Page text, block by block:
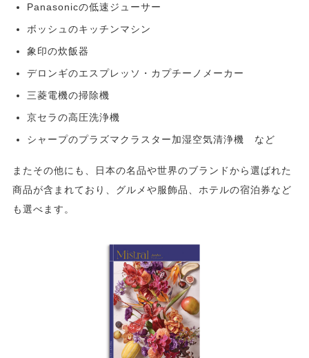
Panasonicの低速ジューサー
ボッシュのキッチンマシン
象印の炊飯器
デロンギのエスプレッソ・カプチーノメーカー
三菱電機の掃除機
京セラの高圧洗浄機
シャープのプラズマクラスター加湿空気清浄機 など
またその他にも、日本の名品や世界のブランドから選ばれた
商品が含まれており、グルメや服飾品、ホテルの宿泊券など
も選べます。